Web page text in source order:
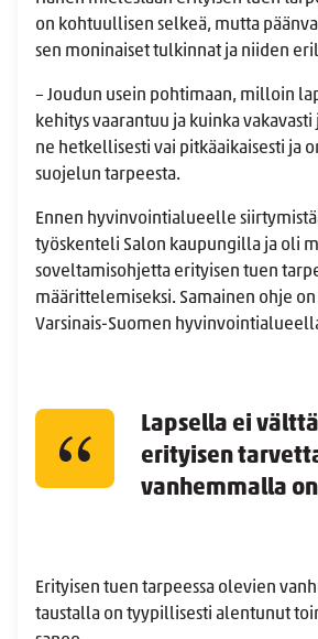
on kohtuullisen selkeä, mutta
sen moninaiset tulkinnat ja niiden
– Joudun usein pohtimaan, milloin
kehitys vaarantuu ja kuinka
ne hetkellisesti vai pitkäaikaisesti ja
suojelun tarpeesta.
Ennen hyvinvointialueelle
työskenteli Salon kaupungilla ja oli
soveltamisohjetta erityisen tuen
määrittelemiseksi. Samainen ohje on
Varsinais-Suomen
Lapsella ei
erityisen
vanhemmalla
Erityisen tuen tarpeessa olevien
taustalla on tyypillisesti alentunut